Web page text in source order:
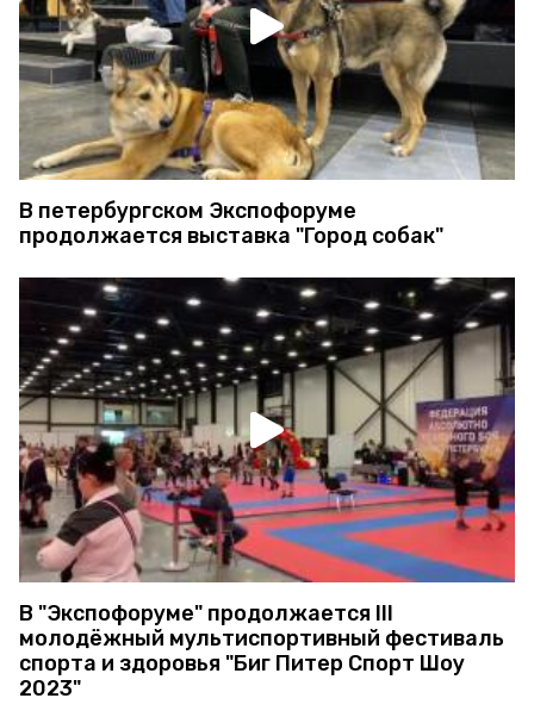
В петербургском Экспофоруме
продолжается выставка "Город собак"
В "Экспофоруме" продолжается III
молодёжный мультиспортивный фестиваль
спорта и здоровья "Биг Питер Спорт Шоу
2023"